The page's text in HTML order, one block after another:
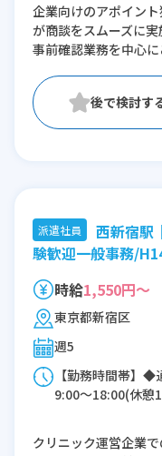
※残業：0〜10時
企業向けのアポイン
が商談をスムーズに
事前確認業務を中心
派遣社員
西新宿駅
験歓迎一般事務/
時給1,550円～
東京都新宿区
週5
【勤務時間帯】
9:00〜18:00(休憩
クリニック運営企業